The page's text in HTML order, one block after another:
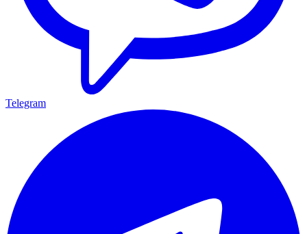
Telegram